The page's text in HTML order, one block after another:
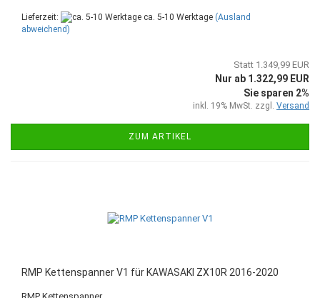
Lieferzeit: ca. 5-10 Werktage (Ausland
abweichend)
Statt 1.349,99 EUR
Nur ab 1.322,99 EUR
Sie sparen 2%
inkl. 19% MwSt. zzgl. Versand
ZUM ARTIKEL
RMP Kettenspanner V1 für KAWASAKI ZX10R 2016-2020